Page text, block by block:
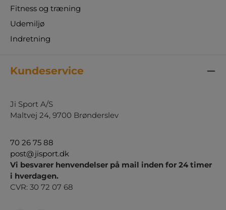
Fitness og træning
Udemiljø
Indretning
Kundeservice
Ji Sport A/S
Maltvej 24, 9700 Brønderslev
70 26 75 88
post@jisport.dk
Vi besvarer henvendelser på mail inden for 24 timer
i hverdagen.
CVR: 30 72 07 68